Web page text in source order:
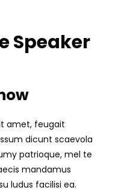
Speaker
amet, feugait
dicunt scaevola
patrioque, mel te
mandamus
ludus facilisi ea.